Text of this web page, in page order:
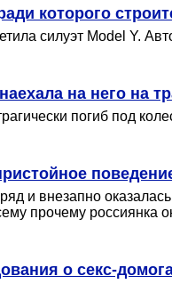
которого
силуэт Model Y.
на него на
погиб под
и внезапно
прочему
о секс-